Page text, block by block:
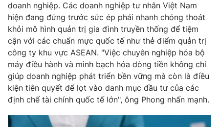
doanh nghiệp. Các doanh nghiệp tư nhân Việt Nam
hiện đang đứng trước sức ép phải nhanh chóng thoát
khỏi mô hình quản trị gia đình truyền thống để tiệm
cận với các chuẩn mực quốc tế như thẻ điểm quản trị
công ty khu vực ASEAN. "Việc chuyên nghiệp hóa bộ
máy điều hành và minh bạch hóa dòng tiền không chỉ
giúp doanh nghiệp phát triển bền vững mà còn là điều
kiện tiên quyết để lọt vào danh mục đầu tư của các
định chế tài chính quốc tế lớn", ông Phong nhấn mạnh.